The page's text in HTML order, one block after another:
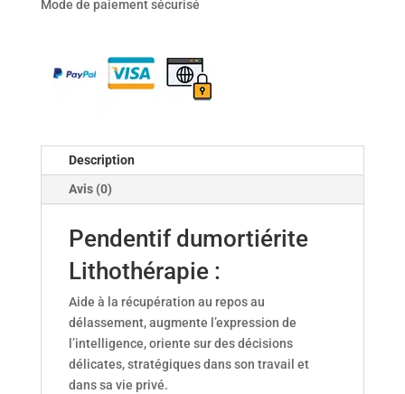
dumortierite
Mode de paiement sécurisé
Description
Avis (0)
Pendentif dumortiérite
Lithothérapie :
Aide à la récupération au repos au
délassement, augmente l’expression de
l’intelligence, oriente sur des décisions
délicates, stratégiques dans son travail et
dans sa vie privé.